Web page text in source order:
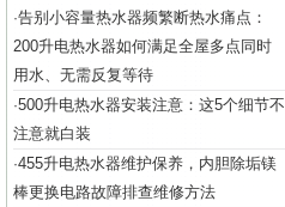
·告别小容量热水器频繁断热水痛点：
200升电热水器如何满足全屋多点同时
用水、无需反复等待
·500升电热水器安装注意：这5个细节不
注意就白装
·455升电热水器维护保养，内胆除垢镁
棒更换电路故障排查维修方法